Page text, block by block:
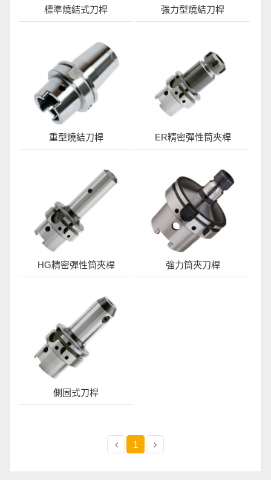
標準燒結式刀桿 強力型燒結刀桿
重型燒結刀桿 ER精密彈性筒夾桿
HG精密彈性筒夾桿 強力筒夾刀桿
側固式刀桿
1